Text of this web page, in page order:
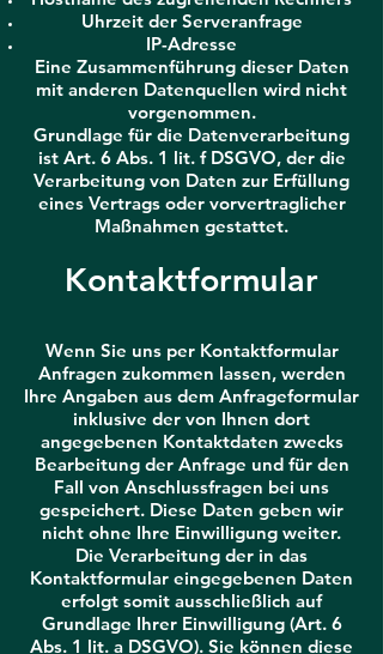
Uhrzeit der Serveranfrage
IP-Adresse
Eine Zusammenführung dieser Daten
mit anderen Datenquellen wird nicht
vorgenommen.
Grundlage für die Datenverarbeitung
ist Art. 6 Abs. 1 lit. f DSGVO, der die
Verarbeitung von Daten zur Erfüllung
eines Vertrags oder vorvertraglicher
Maßnahmen gestattet.
Kontaktformular
Wenn Sie uns per Kontaktformular
Anfragen zukommen lassen, werden
Ihre Angaben aus dem Anfrageformular
inklusive der von Ihnen dort
angegebenen Kontaktdaten zwecks
Bearbeitung der Anfrage und für den
Fall von Anschlussfragen bei uns
gespeichert. Diese Daten geben wir
nicht ohne Ihre Einwilligung weiter.
Die Verarbeitung der in das
Kontaktformular eingegebenen Daten
erfolgt somit ausschließlich auf
Grundlage Ihrer Einwilligung (Art. 6
Abs. 1 lit. a DSGVO). Sie können diese